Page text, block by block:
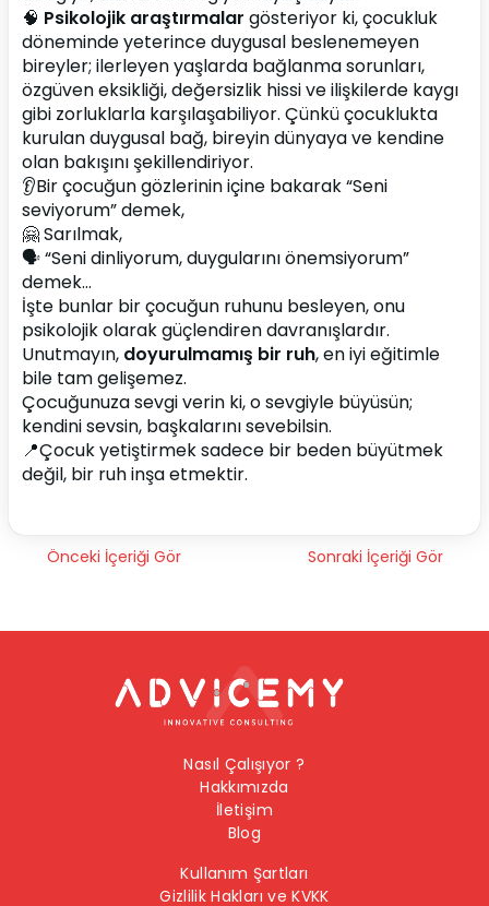
🧠 Psikolojik araştırmalar gösteriyor ki, çocukluk
döneminde yeterince duygusal beslenemeyen
bireyler; ilerleyen yaşlarda bağlanma sorunları,
özgüven eksikliği, değersizlik hissi ve ilişkilerde kaygı
gibi zorluklarla karşılaşabiliyor. Çünkü çocuklukta
kurulan duygusal bağ, bireyin dünyaya ve kendine
olan bakışını şekillendiriyor.
👂Bir çocuğun gözlerinin içine bakarak “Seni
seviyorum” demek,
🤗 Sarılmak,
🗣 “Seni dinliyorum, duygularını önemsiyorum”
demek…
İşte bunlar bir çocuğun ruhunu besleyen, onu
psikolojik olarak güçlendiren davranışlardır.
Unutmayın, doyurulmamış bir ruh, en iyi eğitimle
bile tam gelişemez.
Çocuğunuza sevgi verin ki, o sevgiyle büyüsün;
kendini sevsin, başkalarını sevebilsin.
📍Çocuk yetiştirmek sadece bir beden büyütmek
değil, bir ruh inşa etmektir.
Önceki İçeriği Gör Sonraki İçeriği Gör
Nasıl Çalışıyor ?
Hakkımızda
İletişim
Blog
Kullanım Şartları
Gizlilik Hakları ve KVKK